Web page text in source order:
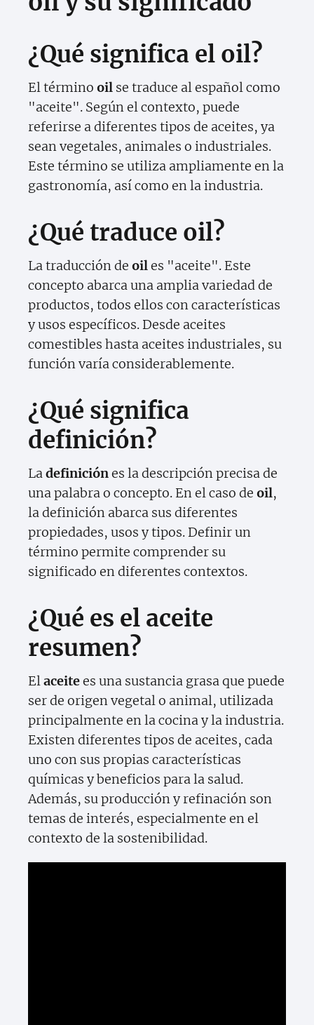
¿Qué significa el oil?
El término oil se traduce al español como
"aceite". Según el contexto, puede
referirse a diferentes tipos de aceites, ya
sean vegetales, animales o industriales.
Este término se utiliza ampliamente en la
gastronomía, así como en la industria.
¿Qué traduce oil?
La traducción de oiles "aceite". Este
concepto abarca una amplia variedad de
productos, todos ellos con características
y usos específicos. Desde aceites
comestibles hasta aceites industriales, su
función varía considerablemente.
¿Qué significa
definición?
Ladefiniciónes la descripción precisa de
una palabra o concepto. En el caso de oil,
la definición abarca sus diferentes
propiedades, usos y tipos. Definir un
término permite comprender su
significado en diferentes contextos.
¿Qué es el aceite
resumen?
Elaceitees una sustancia grasa que puede
ser de origen vegetal o animal, utilizada
principalmente en la cocina y la industria.
Existen diferentes tipos de aceites, cada
uno con sus propias características
químicas y beneficios para la salud.
Además, su producción y refinación son
temas de interés, especialmente en el
contexto de la sostenibilidad.